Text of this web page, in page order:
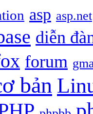
asp asp.net
diễn
forum
bản